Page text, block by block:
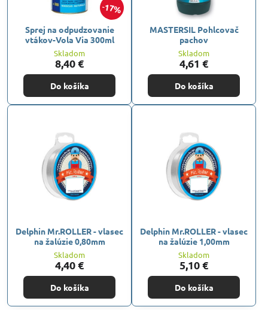
17%
Sprej na odpudzovanie
vtákov-Vola Via 300ml
Skladom
8,40 €
Do košíka
MASTERSIL Pohlcovač
pachov
Skladom
4,61 €
Do košíka
Delphin Mr.ROLLER - vlasec
na žalúzie 0,80mm
Skladom
4,40 €
Do košíka
Delphin Mr.ROLLER - vlasec
na žalúzie 1,00mm
Skladom
5,10 €
Do košíka